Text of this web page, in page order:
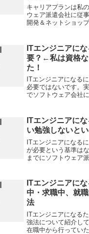
キャリアプランは私
ウェア派遣会社に従
開発＆ネットショッ
でシステム部門を立
で責任者として転職
ITエンジニアに
要？←私は資格な
た！
ITエンジニアになる
必要ではないです。
でソフトウェア会社
る過程のほうが大事
エンジニアの資格に...
ITエンジニアに
い勉強しないと
ITエンジニアになる
が必要という基準は
までにソフトウェア
が、ITに関係ない授
質4ヶ月くらい...
ITエンジニアに
中・求職中、就
法
ITエンジニアになる
強法について紹介し
在職中から行ってい